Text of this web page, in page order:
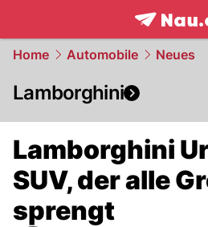
frontpage.
Home Automobile Neues
Lamborghini
Lamborghini
SUV, der alle
sprengt